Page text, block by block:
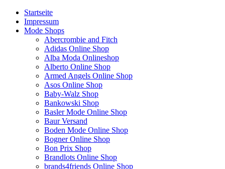
Startseite
Impressum
Mode Shops
Abercrombie and Fitch
Adidas Online Shop
Alba Moda Onlineshop
Alberto Online Shop
Armed Angels Online Shop
Asos Online Shop
Baby-Walz Shop
Bankowski Shop
Basler Mode Online Shop
Baur Versand
Boden Mode Online Shop
Bogner Online Shop
Bon Prix Shop
Brandlots Online Shop
brands4friends Online Shop